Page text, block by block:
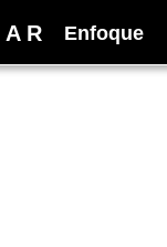
A R Enfoque